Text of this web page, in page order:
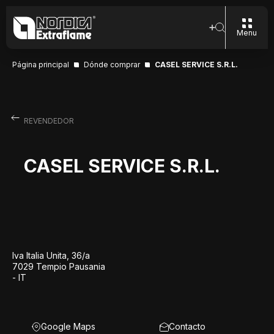
Menu
Página principal Dónde comprar CASEL SERVICE S.R.L.
REVENDEDOR
CASEL SERVICE S.R.L.
Iva Italia Unita, 36/a
7029 Tempio Pausania
- IT
Google Maps Contacto